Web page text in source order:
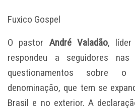
Fuxico Gospel
O pastor André Valadão, líder
respondeu a seguidores
questionamentos sobre o
denominação, que tem se
Brasil e no exterior. A